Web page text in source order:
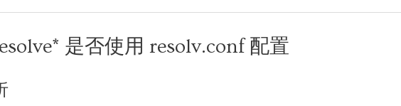
是否使用 resolv.conf 配置